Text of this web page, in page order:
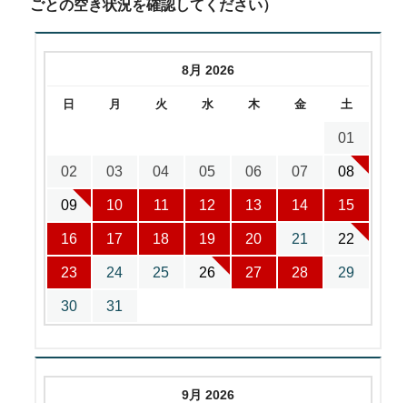
ごとの空き状況を確認してください）
8月 2026
日 月 火 水 木 金 土
01
02 03 04 05 06 07 08
09 10 11 12 13 14 15
16 17 18 19 20 21 22
23 24 25 26 27 28 29
30 31
9月 2026